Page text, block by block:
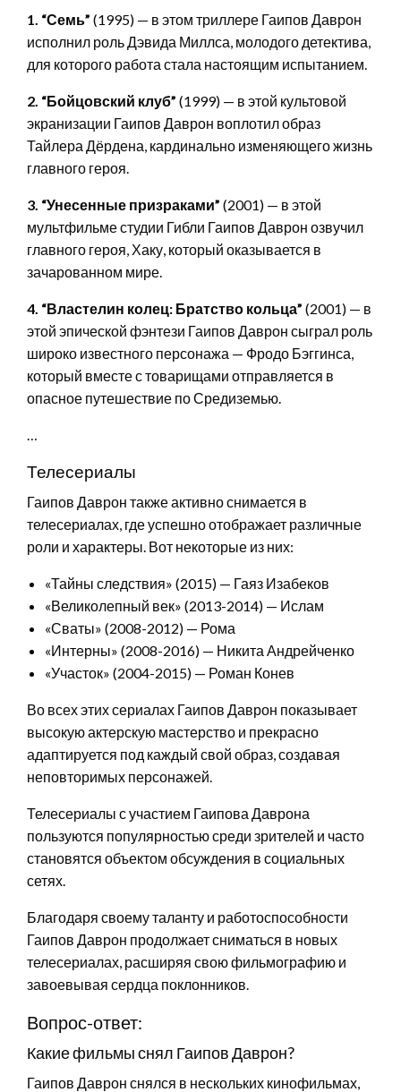
1. “Семь” (1995) — в этом триллере Гаипов Даврон
исполнил роль Дэвида Миллса, молодого детектива,
для которого работа стала настоящим испытанием.
2. “Бойцовский клуб” (1999) — в этой культовой
экранизации Гаипов Даврон воплотил образ
Тайлера Дёрдена, кардинально изменяющего жизнь
главного героя.
3. “Унесенные призраками” (2001) — в этой
мультфильме студии Гибли Гаипов Даврон озвучил
главного героя, Хаку, который оказывается в
зачарованном мире.
4. “Властелин колец: Братство кольца” (2001) — в
этой эпической фэнтези Гаипов Даврон сыграл роль
широко известного персонажа — Фродо Бэггинса,
который вместе с товарищами отправляется в
опасное путешествие по Средиземью.
…
Телесериалы
Гаипов Даврон также активно снимается в
телесериалах, где успешно отображает различные
роли и характеры. Вот некоторые из них:
«Тайны следствия» (2015) — Гаяз Изабеков
«Великолепный век» (2013-2014) — Ислам
«Сваты» (2008-2012) — Рома
«Интерны» (2008-2016) — Никита Андрейченко
«Участок» (2004-2015) — Роман Конев
Во всех этих сериалах Гаипов Даврон показывает
высокую актерскую мастерство и прекрасно
адаптируется под каждый свой образ, создавая
неповторимых персонажей.
Телесериалы с участием Гаипова Даврона
пользуются популярностью среди зрителей и часто
становятся объектом обсуждения в социальных
сетях.
Благодаря своему таланту и работоспособности
Гаипов Даврон продолжает сниматься в новых
телесериалах, расширяя свою фильмографию и
завоевывая сердца поклонников.
Вопрос-ответ:
Какие фильмы снял Гаипов Даврон?
Гаипов Даврон снялся в нескольких кинофильмах,